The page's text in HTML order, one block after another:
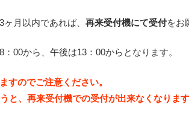
月以内であれば、 再来受付機にて受付をお
00から、午後は13：00からとなります。
すのでご注意ください。
と、再来受付機での受付が出来なくなります